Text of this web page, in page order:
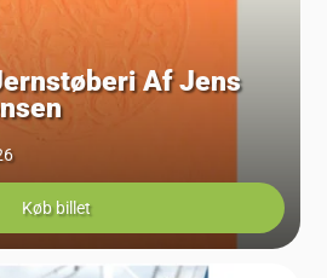
Af Jens
Køb billet